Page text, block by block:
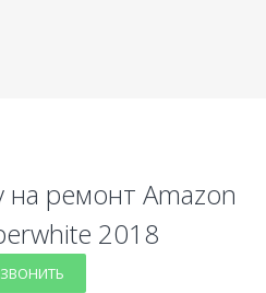
на ремонт Amazon
2018